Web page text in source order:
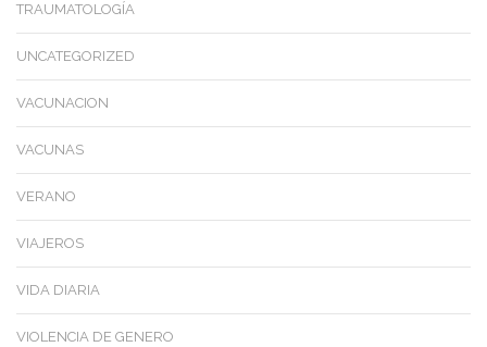
TRAUMATOLOGÍA
UNCATEGORIZED
VACUNACION
VACUNAS
VERANO
VIAJEROS
VIDA DIARIA
VIOLENCIA DE GENERO